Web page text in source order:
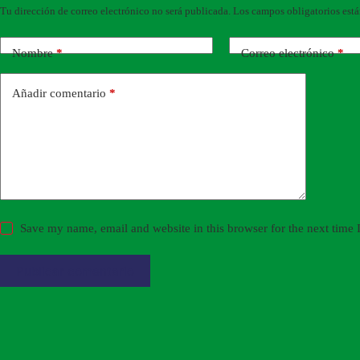
Tu dirección de correo electrónico no será publicada. Los campos obligatorios
Nombre* Correo electrónico*
Añadir comentario *
Save my name, email and website in this browser for the next time